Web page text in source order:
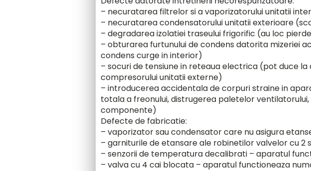
– necuratarea filtrelor si a vaporizatorului unitatii
– necuratarea condensatorului unitatii exterioare
– degradarea izolatiei traseului frigorific (au loc
– obturarea furtunului de condens datorita mizeriei
condens curge in interior)
– socuri de tensiune in reteaua electrica (pot duce
compresorului unitatii externe)
– introducerea accidentala de corpuri straine in
totala a freonului, distrugerea paletelor
componente)
Defecte de fabricatie:
– vaporizator sau condensator care nu asigura
– garniturile de etansare ale robinetilor valvelor cu
– senzorii de temperatura decalibrati – aparatul
– valva cu 4 cai blocata – aparatul functioneaza